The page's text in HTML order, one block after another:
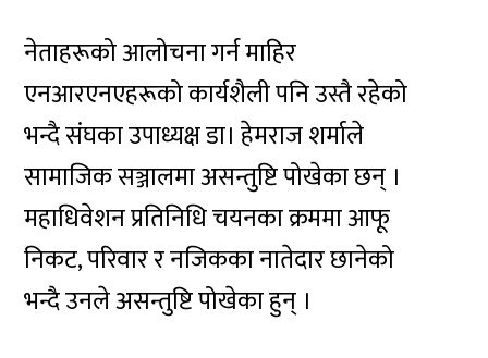
नेताहरूको आलोचना गर्न माहिर
एनआरएनएहरूको कार्यशैली पनि उस्तै रहेको
भन्दै संघका उपाध्यक्ष डा। हेमराज शर्माले
सामाजिक सञ्जालमा असन्तुष्टि पोखेका छन् ।
महाधिवेशन प्रतिनिधि चयनका क्रममा आफू
निकट, परिवार र नजिकका नातेदार छानेको
भन्दै उनले असन्तुष्टि पोखेका हुन् ।